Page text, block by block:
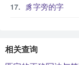
豸字旁的字
相关查询